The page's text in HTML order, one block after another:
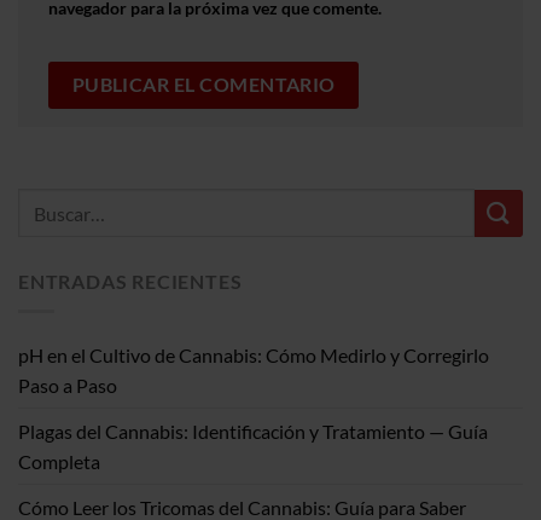
navegador para la próxima vez que comente.
ENTRADAS RECIENTES
pH en el Cultivo de Cannabis: Cómo Medirlo y Corregirlo
Paso a Paso
Plagas del Cannabis: Identificación y Tratamiento — Guía
Completa
Cómo Leer los Tricomas del Cannabis: Guía para Saber